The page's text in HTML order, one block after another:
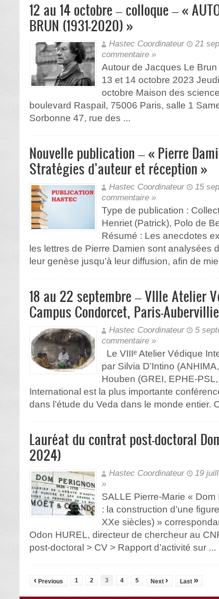
12 au 14 octobre – colloque – «
BRUN (1931-2020) »
Hastec Coordinateur
21
commentaire »
Autour de Jacques Le
13 et 14 octobre 2023
octobre Maison des
boulevard Raspail, 75006 Paris, salle 1
Sorbonne 47, rue des ...
Nouvelle publication – « Pierre
Stratégies d’auteur et réception »
Hastec Coordinateur
15
commentaire »
Type de publication :
Henriet (Patrick), Polo de
Résumé : Les anecdotes
les lettres de Pierre Damien sont analysées
leur genèse jusqu’à leur diffusion, afin de
18 au 22 septembre – VIIIe Atelier
Campus Condorcet, Paris-
Hastec Coordinateur
5
commentaire »
Le VIIIᵉ Atelier Védique
par Silvia D’Intino
Houben (GREI, EPHE-
International est la plus importante
dans l’étude du Veda dans le monde entier.
Lauréat du contrat post-doctoral
2024)
Hastec Coordinateur
19
»
SALLE Pierre-Marie «
: la construction d’une
XXe siècles) »
Odon HUREL, directeur de chercheur au
post-doctoral > CV > Rapport d’activité sur ...
‹ Previous 1 2 3 4 5 Next › Last »